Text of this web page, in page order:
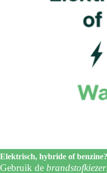
Elektrisch, hybride of benzine?
Gebruik de brandstofkiezer